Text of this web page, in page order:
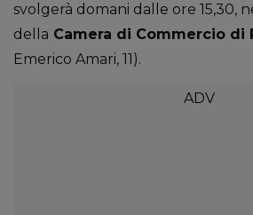
svolgerà domani dalle ore 15,30,
della Camera di Commercio di
Emerico Amari, 11).